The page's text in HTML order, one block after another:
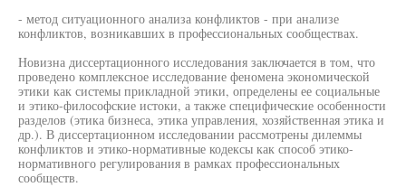
- метод ситуационного анализа конфликтов - при анализе
конфликтов, возникавших в профессиональных сообществах.
Новизна диссертационного исследования заключается в том, что
проведено комплексное исследование феномена экономической
этики как системы прикладной этики, определены ее социальные
и этико-философские истоки, а также специфические особенности
разделов (этика бизнеса, этика управления, хозяйственная этика и
др.). В диссертационном исследовании рассмотрены дилеммы
конфликтов и этико-нормативные кодексы как способ этико-
нормативного регулирования в рамках профессиональных
сообществ.